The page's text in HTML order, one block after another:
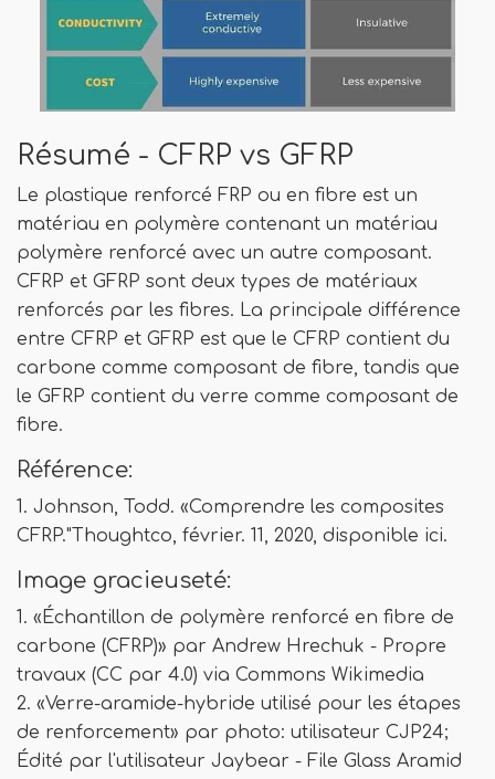
Résumé - CFRP vs GFRP
Le plastique renforcé FRP ou en fibre est un
matériau en polymère contenant un matériau
polymère renforcé avec un autre composant.
CFRP et GFRP sont deux types de matériaux
renforcés par les fibres. La principale différence
entre CFRP et GFRP est que le CFRP contient du
carbone comme composant de fibre, tandis que
le GFRP contient du verre comme composant de
fibre.
Référence:
1. Johnson, Todd. «Comprendre les composites
CFRP."Thoughtco, février. 11, 2020, disponible ici.
Image gracieuseté:
1. «Échantillon de polymère renforcé en fibre de
carbone (CFRP)» par Andrew Hrechuk - Propre
travaux (CC par 4.0) via Commons Wikimedia
2. «Verre-aramide-hybride utilisé pour les étapes
de renforcement» par photo: utilisateur CJP24;
Édité par l'utilisateur Jaybear - File Glass Aramid